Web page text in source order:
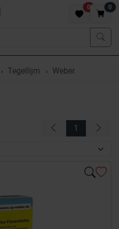
0 0
Tegellijm Weber
1